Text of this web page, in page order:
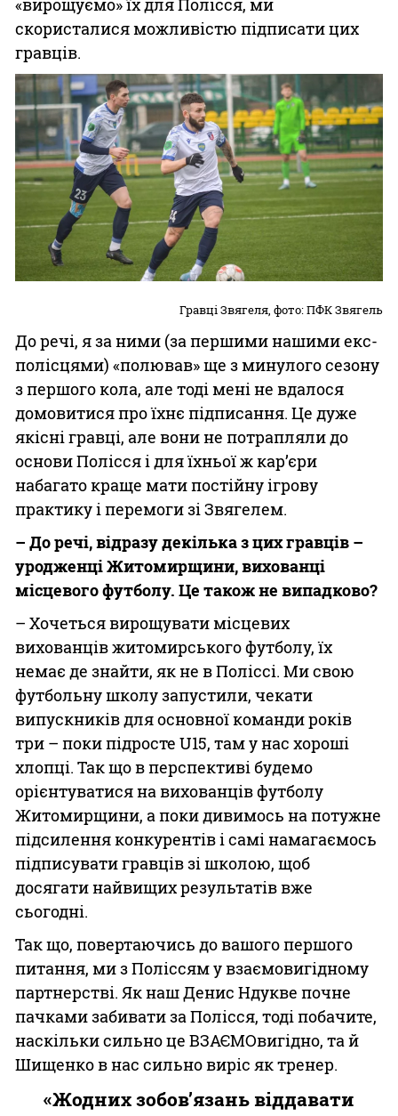
«вирощуємо» їх для Полісся, ми
скористалися можливістю підписати цих
гравців.
Гравці Звягеля, фото: ПФК Звягель
До речі, я за ними (за першими нашими екс-
полісцями) «полював» ще з минулого сезону
з першого кола, але тоді мені не вдалося
домовитися про їхнє підписання. Це дуже
якісні гравці, але вони не потрапляли до
основи Полісся і для їхньої ж кар’єри
набагато краще мати постійну ігрову
практику і перемоги зі Звягелем.
– До речі, відразу декілька з цих гравців –
уродженці Житомирщини, вихованці
місцевого футболу. Це також не випадково?
– Хочеться вирощувати місцевих
вихованців житомирського футболу, їх
немає де знайти, як не в Поліссі. Ми свою
футбольну школу запустили, чекати
випускників для основної команди років
три – поки підросте U15, там у нас хороші
хлопці. Так що в перспективі будемо
орієнтуватися на вихованців футболу
Житомирщини, а поки дивимось на потужне
підсилення конкурентів і самі намагаємось
підписувати гравців зі школою, щоб
досягати найвищих результатів вже
сьогодні.
Так що, повертаючись до вашого першого
питання, ми з Поліссям у взаємовигідному
партнерстві. Як наш Денис Ндукве почне
пачками забивати за Полісся, тоді побачите,
наскільки сильно це ВЗАЄМОвигідно, та й
Шищенко в нас сильно виріс як тренер.
«Жодних зобов’язань віддавати